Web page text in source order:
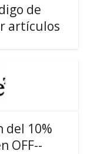
de
artículos
del 10%
OFF--